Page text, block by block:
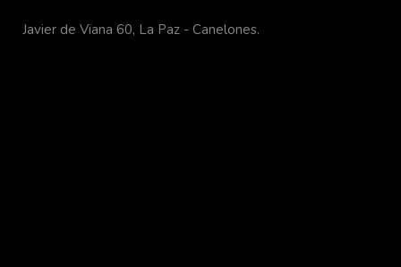
Javier de Viana 60, La Paz - Canelones.